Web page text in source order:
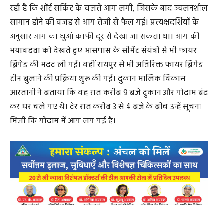
रही है कि शॉर्ट सर्किट के चलते आग लगी, जिसके बाद ज्वलनशील
सामान होने की वजह से आग तेजी से फैल गई। प्रत्यक्षदर्शियों के
अनुसार आग का धुआं काफी दूर से देखा जा सकता था। आग की
भयावहता को देखते हुए आसपास के सीमेंट संयंत्रों से भी फायर
ब्रिगेड की मदद ली गई। वहीं रायपुर से भी अतिरिक्त फायर ब्रिगेड
टीम बुलाने की प्रक्रिया शुरू की गई। दुकान मालिक विकास
आरतानी ने बताया कि वह रात करीब 9 बजे दुकान और गोदाम बंद
कर घर चले गए थे। देर रात करीब 3 से 4 बजे के बीच उन्हें सूचना
मिली कि गोदाम में आग लग गई है।